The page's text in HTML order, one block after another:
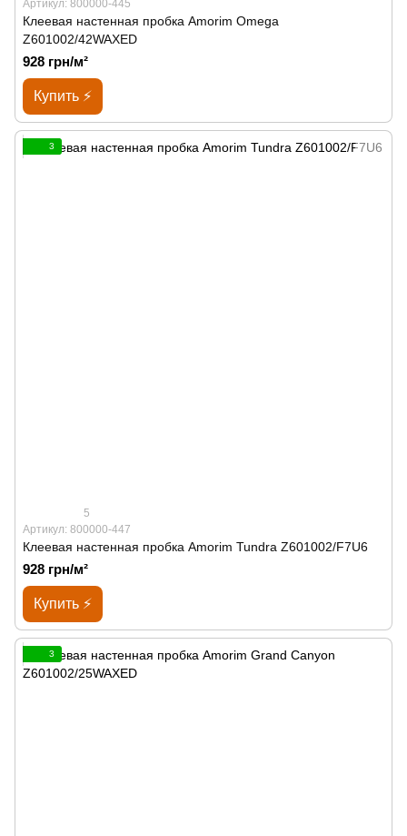
Артикул: 800000-445
Клеевая настенная пробка Amorim Omega
Z601002/42WAXED
928 грн/м²
Купить ⚡
3
5
Артикул: 800000-447
Клеевая настенная пробка Amorim Tundra Z601002/F7U6
928 грн/м²
Купить ⚡
3